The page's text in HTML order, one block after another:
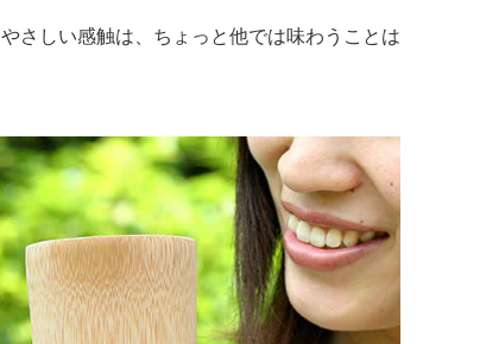
さしい感触は、ちょっと他では味わうことは